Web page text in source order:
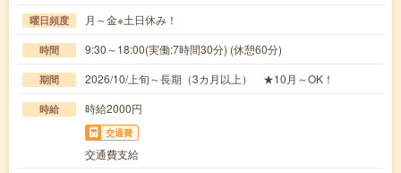
曜日頻度 月～金※土日休み！
時間 9:30～18:00(実働:7時間30分) (休憩60分)
期間 2026/10/上旬～長期（3カ月以上） ★10月～OK！
時給 時給2000円
交通費
交通費支給